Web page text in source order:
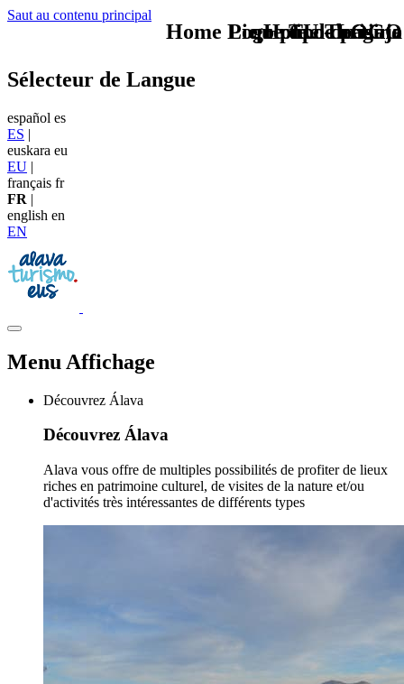
Saut au contenu principal
TU - LOGO
Sélecteur de Langue
español es
ES |
euskara eu
EU |
français fr
FR |
english en
EN
Menu Affichage
Découvrez Álava
Découvrez Álava
Alava vous offre de multiples possibilités de profiter de lieux
riches en patrimoine culturel, de visites de la nature et/ou
d'activités très intéressantes de différents types
que tipo de viaje
Home Logo pie de página
Pie Home Turismo